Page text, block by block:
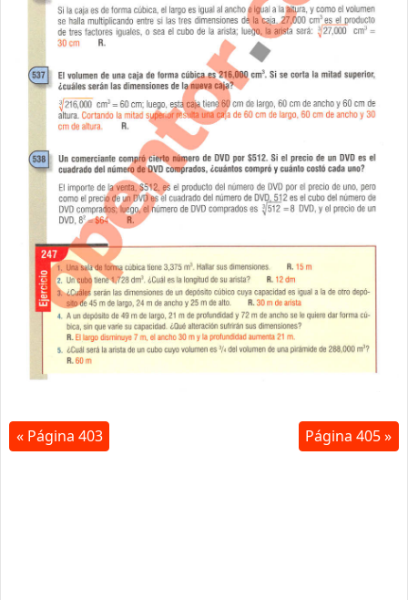
« Página 403 Página 405 »